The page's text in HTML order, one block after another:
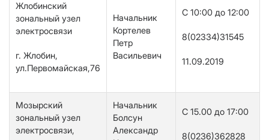
Жлобинский
зональный узел
электросвязи
г. Жлобин,
ул.Первомайская,76
Начальник
Кортелев
Петр
Васильевич
C 10:00 до 12:00
8(02334)31545
11.09.2019
Мозырский
зональный узел
электросвязи,
Начальник
Болсун
Александр
С 15.00 до 17:00
8(0236)362828